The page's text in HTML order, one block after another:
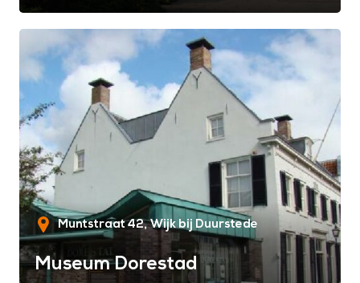
Muntstraat 42 Wijk bij Duurstede
Museum Dorestad